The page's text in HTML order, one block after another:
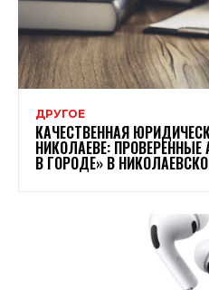
ДРУГОЕ
КАЧЕСТВЕННАЯ
НИКОЛАЕВЕ:
В ГОРОДЕ» В